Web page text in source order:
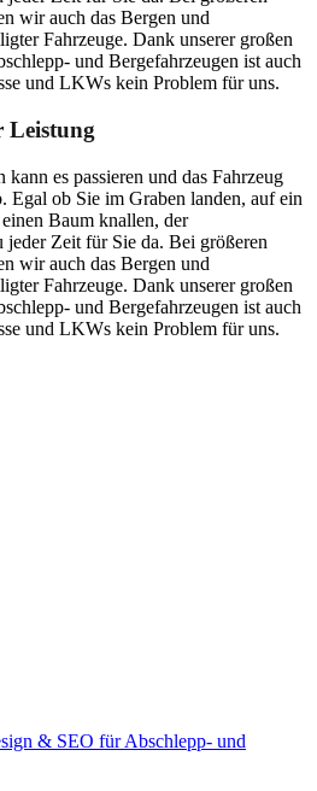
wir auch das Bergen und
Fahrzeuge. Dank unserer großen
und Bergefahrzeugen ist auch
und LKWs kein Problem für uns.
Leistung
es passieren und das Fahrzeug
Egal ob Sie im Graben landen, auf ein
Baum knallen, der
jeder Zeit für Sie da. Bei größeren
wir auch das Bergen und
Fahrzeuge. Dank unserer großen
und Bergefahrzeugen ist auch
und LKWs kein Problem für uns.
& SEO für Abschlepp- und